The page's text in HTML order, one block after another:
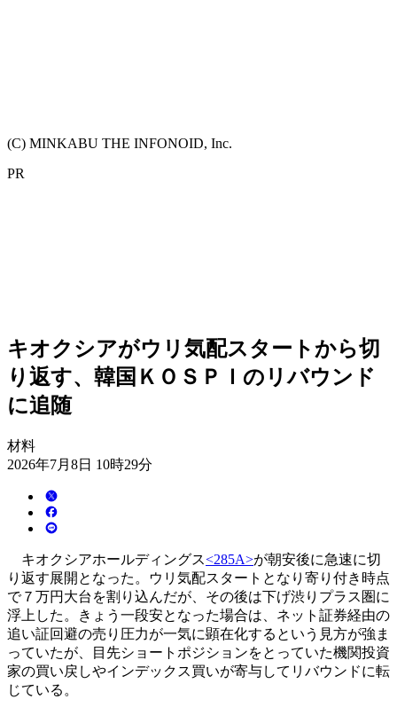
(C) MINKABU THE INFONOID, Inc.
PR
キオクシアがウリ気配スタートから切
り返す、韓国ＫＯＳＰＩのリバウンド
に追随
材料
2026年7月8日 10時29分
キオクシアホールディングス<285A>が朝安後に急速に切
り返す展開となった。ウリ気配スタートとなり寄り付き時点
で７万円大台を割り込んだが、その後は下げ渋りプラス圏に
浮上した。きょう一段安となった場合は、ネット証券経由の
追い証回避の売り圧力が一気に顕在化するという見方が強ま
っていたが、目先ショートポジションをとっていた機関投資
家の買い戻しやインデックス買いが寄与してリバウンドに転
じている。